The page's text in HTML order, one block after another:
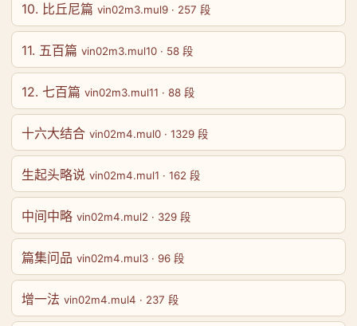
10. 比丘尼篇 vin02m3.mul9 · 257 段
11. 五百篇 vin02m3.mul10 · 58 段
12. 七百篇 vin02m3.mul11 · 88 段
十六大结合 vin02m4.mul0 · 1329 段
生起头略说 vin02m4.mul1 · 162 段
中间中略 vin02m4.mul2 · 329 段
篇集问品 vin02m4.mul3 · 96 段
增一法 vin02m4.mul4 · 237 段